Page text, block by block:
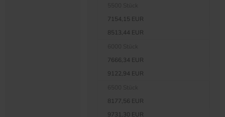
7154,15 EUR
8513,44 EUR
7666,34 EUR
9122,94 EUR
8177,56 EUR
9731,30 EUR